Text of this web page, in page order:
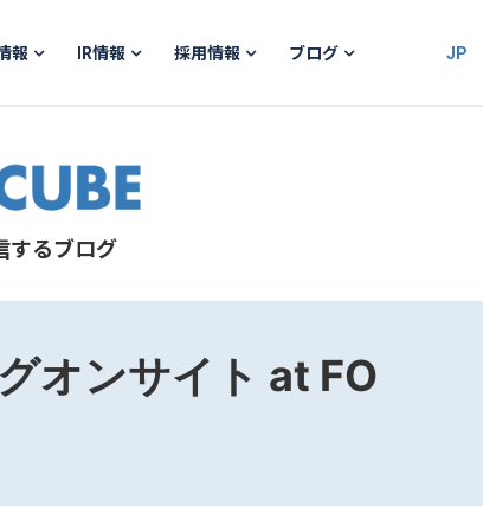
報 IR情報 採用情報 ブログ JP
するブログ
オンサイト at FO